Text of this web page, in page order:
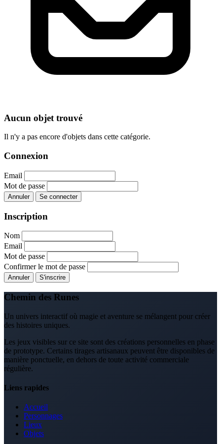
Aucun objet trouvé
Il n'y a pas encore d'objets dans cette catégorie.
Connexion
Email
Mot de passe
Annuler Se connecter
Inscription
Nom
Email
Mot de passe
Confirmer le mot de passe
Annuler S'inscrire
Chemin des Runes
Un univers interactif où magie et aventure se mélangent pour créer
des histoires uniques.
Les jeux visibles sur ce site sont des créations personnelles en phase
de prototype. Certains tirages artisanaux peuvent être disponibles de
manière ponctuelle, en dehors de toute activité commerciale
régulière.
Liens rapides
Accueil
Personnages
Lieux
Objets